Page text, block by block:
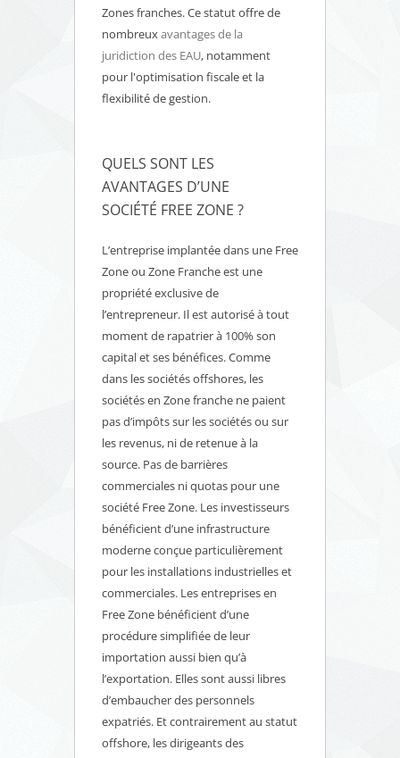
Zones franches. Ce statut offre de
nombreuxavantages de la
juridiction des EAU, notamment
pour l'optimisation fiscale et la
flexibilité de gestion.
QUELS SONT LES
AVANTAGES D’UNE
SOCIÉTÉ FREE ZONE ?
L’entreprise implantée dans une Free
Zone ou Zone Franche est une
propriété exclusive de
l’entrepreneur. Il est autorisé à tout
moment de rapatrier à 100% son
capital et ses bénéfices. Comme
dans les sociétés offshores, les
sociétés en Zone franche ne paient
pas d’impôts sur les sociétés ou sur
les revenus, ni de retenue à la
source. Pas de barrières
commerciales ni quotas pour une
société Free Zone. Les investisseurs
bénéficient d’une infrastructure
moderne conçue particulièrement
pour les installations industrielles et
commerciales. Les entreprises en
Free Zone bénéficient d’une
procédure simplifiée de leur
importation aussi bien qu’à
l’exportation. Elles sont aussi libres
d’embaucher des personnels
expatriés. Et contrairement au statut
offshore, les dirigeants des